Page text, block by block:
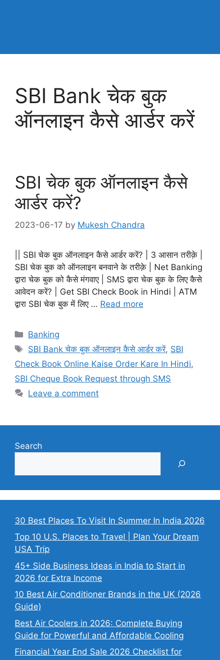
SBI Bank चेक बुक
ऑनलाइन कैसे आर्डर करें
SBI चेक बुक ऑनलाइन कैसे
आर्डर करें?
2023-06-17 by Mukesh Chandra
|| SBI चेक बुक ऑनलाइन कैसे आर्डर करें? | 3 आसान तरीक़े |
SBI चेक बुक को ऑनलाइन बनवाने के तरीक़े | Net Banking
द्वारा चेक बुक को कैसे मंगवाए | SMS द्वारा चेक बुक के लिए कैसे
आवेदन करें? | Get SBI Check Book in Hindi | ATM
द्वारा SBI चेक बुक में लिए … Read more
Categories
Banking
Tags
SBI Bank चेक बुक ऑनलाइन कैसे आर्डर करें, SBI
Check Book Online Kaise Order Kare In Hindi,
SBI Cheque Book Request through SMS
Leave a comment
Search
30 Best Places To Visit In Summer In India 2026
Top 10 U.S. Places to Travel | Plan Your Dream
USA Trip
45+ Side Business Ideas in India to Start in
2026 for Extra Income
10 Best Air Conditioner Brands in the UK (2026
Guide)
Best Air Coolers in 2026: Complete Buying
Guide for Powerful and Affordable Cooling
Financial Year End Sale 2026 Checklist for